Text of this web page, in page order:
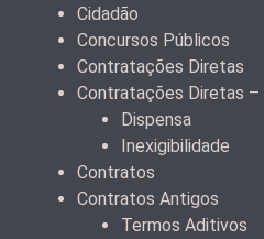
Cidadão
Concursos Públicos
Contratações Diretas
Contratações Diretas
Dispensa
Inexigibilidade
Contratos
Contratos Antigos
Termos Aditivos